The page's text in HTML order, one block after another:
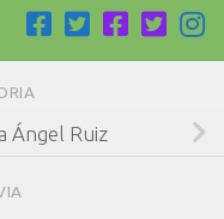
Ángel Ruiz